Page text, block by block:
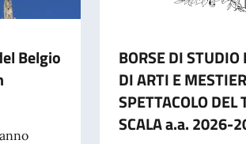
Belgio
BORSE DI STUDIO
DI ARTI E
SPETTACOLO DEL
SCALA a.a. 2026-